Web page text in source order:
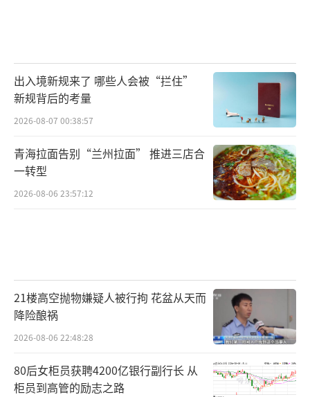
出入境新规来了 哪些人会被“拦住”
新规背后的考量
2026-08-07 00:38:57
青海拉面告别“兰州拉面” 推进三店合
一转型
2026-08-06 23:57:12
21楼高空抛物嫌疑人被行拘 花盆从天而
降险酿祸
2026-08-06 22:48:28
80后女柜员获聘4200亿银行副行长 从
柜员到高管的励志之路